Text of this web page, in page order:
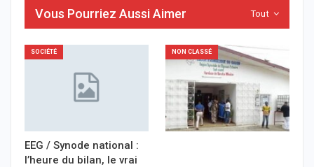
Tout
Vous Pourriez Aussi Aimer
SOCIÉTÉ
EEG / Synode national :
l’heure du bilan, le vrai
NON CLASSÉ